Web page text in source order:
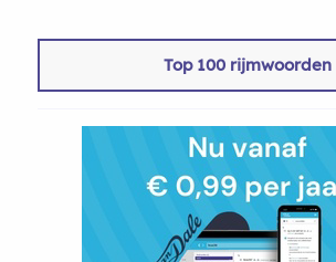
Top 100 rijmwoorden